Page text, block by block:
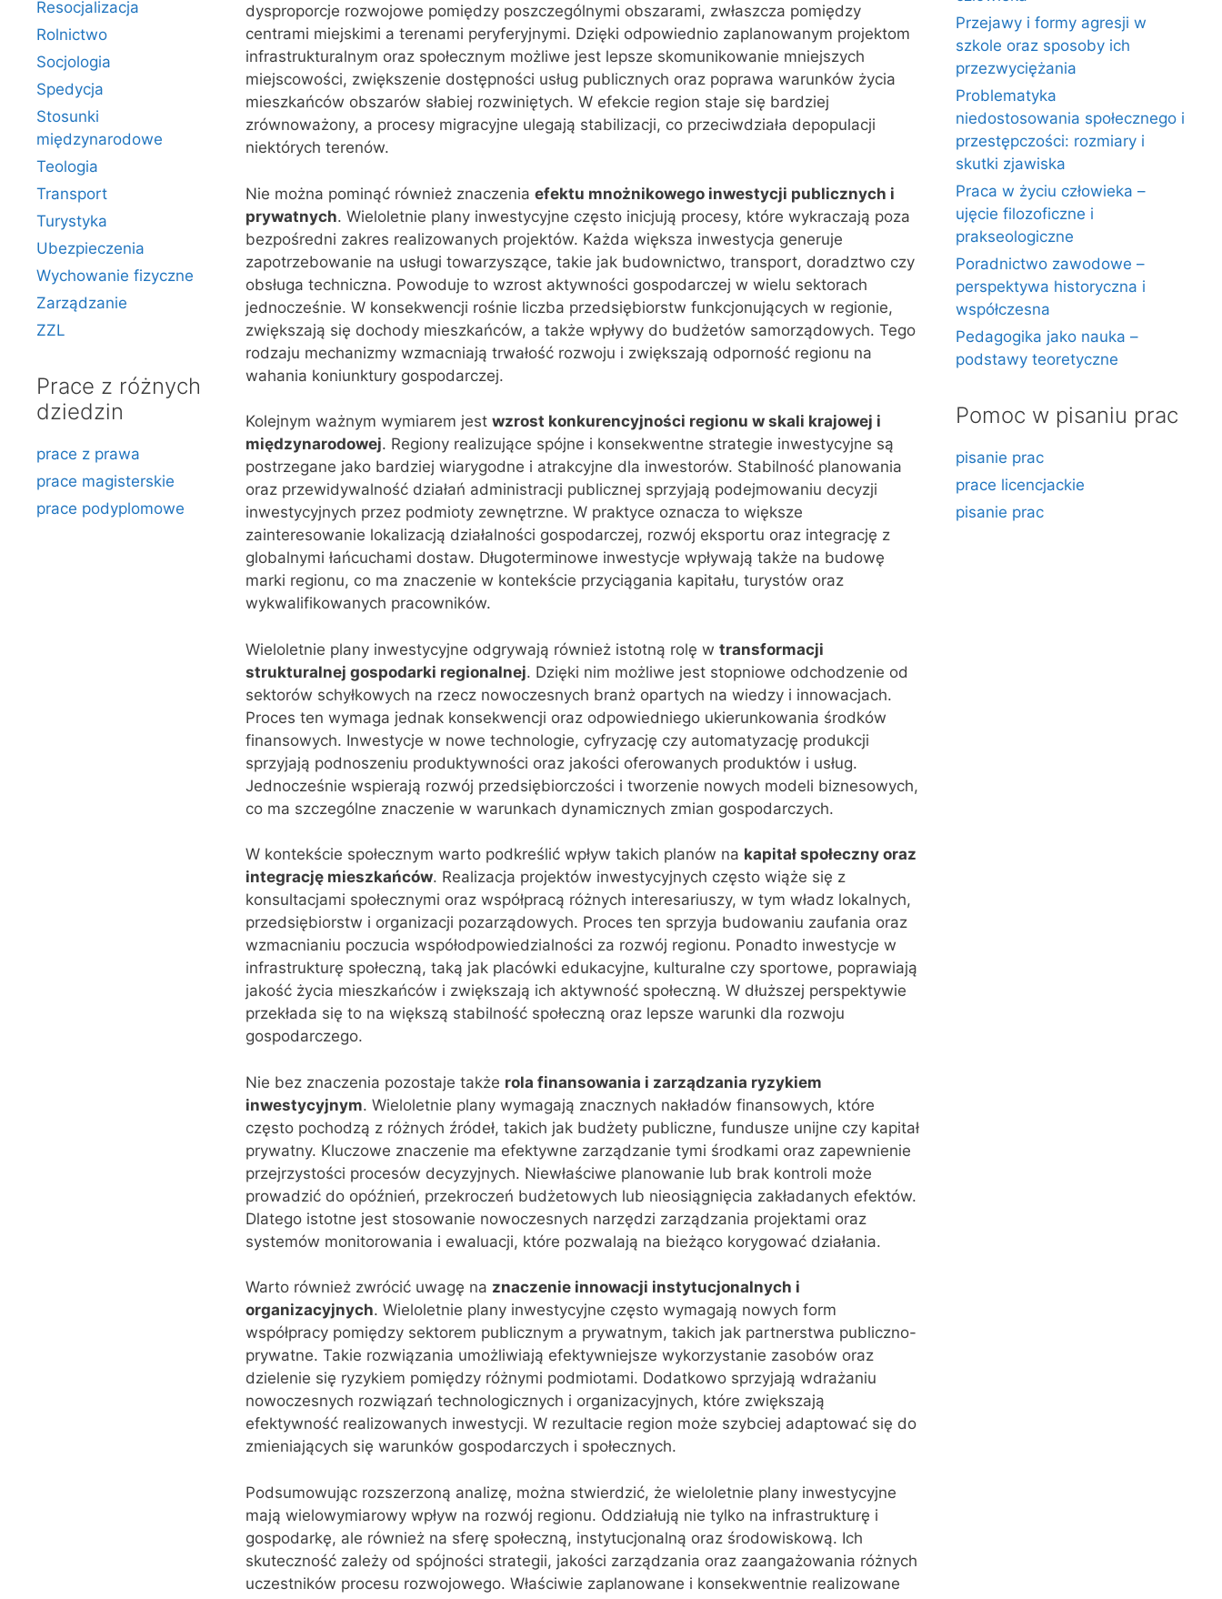
dysproporcje rozwojowe pomiędzy poszczególnymi obszarami, zwłaszcza pomiędzy
centrami miejskimi a terenami peryferyjnymi. Dzięki odpowiednio zaplanowanym projektom
infrastrukturalnym oraz społecznym możliwe jest lepsze skomunikowanie mniejszych
miejscowości, zwiększenie dostępności usług publicznych oraz poprawa warunków życia
mieszkańców obszarów słabiej rozwiniętych. W efekcie region staje się bardziej
zrównoważony, a procesy migracyjne ulegają stabilizacji, co przeciwdziała depopulacji
niektórych terenów.
Nie można pominąć również znaczenia efektu mnożnikowego inwestycji publicznych i
prywatnych. Wieloletnie plany inwestycyjne często inicjują procesy, które wykraczają poza
bezpośredni zakres realizowanych projektów. Każda większa inwestycja generuje
zapotrzebowanie na usługi towarzyszące, takie jak budownictwo, transport, doradztwo czy
obsługa techniczna. Powoduje to wzrost aktywności gospodarczej w wielu sektorach
jednocześnie. W konsekwencji rośnie liczba przedsiębiorstw funkcjonujących w regionie,
zwiększają się dochody mieszkańców, a także wpływy do budżetów samorządowych. Tego
rodzaju mechanizmy wzmacniają trwałość rozwoju i zwiększają odporność regionu na
wahania koniunktury gospodarczej.
Kolejnym ważnym wymiarem jest wzrost konkurencyjności regionu w skali krajowej i
międzynarodowej. Regiony realizujące spójne i konsekwentne strategie inwestycyjne są
postrzegane jako bardziej wiarygodne i atrakcyjne dla inwestorów. Stabilność planowania
oraz przewidywalność działań administracji publicznej sprzyjają podejmowaniu decyzji
inwestycyjnych przez podmioty zewnętrzne. W praktyce oznacza to większe
zainteresowanie lokalizacją działalności gospodarczej, rozwój eksportu oraz integrację z
globalnymi łańcuchami dostaw. Długoterminowe inwestycje wpływają także na budowę
marki regionu, co ma znaczenie w kontekście przyciągania kapitału, turystów oraz
wykwalifikowanych pracowników.
Wieloletnie plany inwestycyjne odgrywają również istotną rolę w transformacji
strukturalnej gospodarki regionalnej. Dzięki nim możliwe jest stopniowe odchodzenie od
sektorów schyłkowych na rzecz nowoczesnych branż opartych na wiedzy i innowacjach.
Proces ten wymaga jednak konsekwencji oraz odpowiedniego ukierunkowania środków
finansowych. Inwestycje w nowe technologie, cyfryzację czy automatyzację produkcji
sprzyjają podnoszeniu produktywności oraz jakości oferowanych produktów i usług.
Jednocześnie wspierają rozwój przedsiębiorczości i tworzenie nowych modeli biznesowych,
co ma szczególne znaczenie w warunkach dynamicznych zmian gospodarczych.
W kontekście społecznym warto podkreślić wpływ takich planów na kapitał społeczny oraz
integrację mieszkańców. Realizacja projektów inwestycyjnych często wiąże się z
konsultacjami społecznymi oraz współpracą różnych interesariuszy, w tym władz lokalnych,
przedsiębiorstw i organizacji pozarządowych. Proces ten sprzyja budowaniu zaufania oraz
wzmacnianiu poczucia współodpowiedzialności za rozwój regionu. Ponadto inwestycje w
infrastrukturę społeczną, taką jak placówki edukacyjne, kulturalne czy sportowe, poprawiają
jakość życia mieszkańców i zwiększają ich aktywność społeczną. W dłuższej perspektywie
przekłada się to na większą stabilność społeczną oraz lepsze warunki dla rozwoju
gospodarczego.
Nie bez znaczenia pozostaje także rola finansowania i zarządzania ryzykiem
inwestycyjnym. Wieloletnie plany wymagają znacznych nakładów finansowych, które
często pochodzą z różnych źródeł, takich jak budżety publiczne, fundusze unijne czy kapitał
prywatny. Kluczowe znaczenie ma efektywne zarządzanie tymi środkami oraz zapewnienie
przejrzystości procesów decyzyjnych. Niewłaściwe planowanie lub brak kontroli może
prowadzić do opóźnień, przekroczeń budżetowych lub nieosiągnięcia zakładanych efektów.
Dlatego istotne jest stosowanie nowoczesnych narzędzi zarządzania projektami oraz
systemów monitorowania i ewaluacji, które pozwalają na bieżąco korygować działania.
Warto również zwrócić uwagę na znaczenie innowacji instytucjonalnych i
organizacyjnych. Wieloletnie plany inwestycyjne często wymagają nowych form
współpracy pomiędzy sektorem publicznym a prywatnym, takich jak partnerstwa publiczno-
prywatne. Takie rozwiązania umożliwiają efektywniejsze wykorzystanie zasobów oraz
dzielenie się ryzykiem pomiędzy różnymi podmiotami. Dodatkowo sprzyjają wdrażaniu
nowoczesnych rozwiązań technologicznych i organizacyjnych, które zwiększają
efektywność realizowanych inwestycji. W rezultacie region może szybciej adaptować się do
zmieniających się warunków gospodarczych i społecznych.
Podsumowując rozszerzoną analizę, można stwierdzić, że wieloletnie plany inwestycyjne
mają wielowymiarowy wpływ na rozwój regionu. Oddziałują nie tylko na infrastrukturę i
gospodarkę, ale również na sferę społeczną, instytucjonalną oraz środowiskową. Ich
skuteczność zależy od spójności strategii, jakości zarządzania oraz zaangażowania różnych
uczestników procesu rozwojowego. Właściwie zaplanowane i konsekwentnie realizowane
Resocjalizacja
Rolnictwo
Socjologia
Spedycja
Stosunki
międzynarodowe
Teologia
Transport
Turystyka
Ubezpieczenia
Wychowanie fizyczne
Zarządzanie
ZZL
Prace z różnych
dziedzin
prace z prawa
prace magisterskie
prace podyplomowe
Przejawy i formy agresji w
szkole oraz sposoby ich
przezwyciężania
Problematyka
niedostosowania społecznego i
przestępczości: rozmiary i
skutki zjawiska
Praca w życiu człowieka –
ujęcie filozoficzne i
prakseologiczne
Poradnictwo zawodowe –
perspektywa historyczna i
współczesna
Pedagogika jako nauka –
podstawy teoretyczne
Pomoc w pisaniu prac
pisanie prac
prace licencjackie
pisanie prac